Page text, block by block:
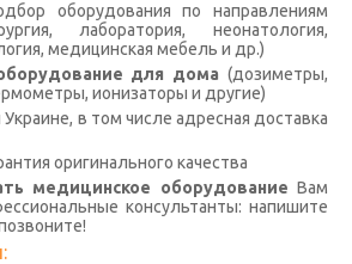
оборудования по направлениям
лаборатория, неонатология,
медицинская мебель и др.)
для дома (дозиметры,
ионизаторы и другие)
в том числе адресная доставка
оригинального качества
медицинское оборудование Вам
консультанты: напишите